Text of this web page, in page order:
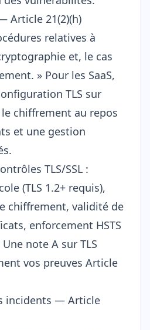
Article 21(2)(h)
relatives à
et, le cas
» Pour les SaaS,
TLS sur
chiffrement au repos
et une gestion
TLS/SSL :
(TLS 1.2+ requis),
chiffrement, validité de
enforcement HSTS
note A sur TLS
vos preuves Article
incidents — Article